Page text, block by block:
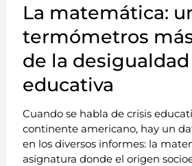
La matemática:
termómetros
de la desigualdad
educativa
Cuando se habla de crisis
continente americano, hay un
en los diversos informes: la
asignatura donde el origen